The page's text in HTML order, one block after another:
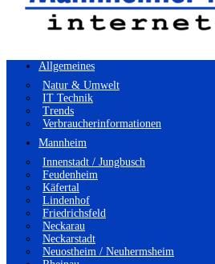
Allgemeines
Natur & Umwelt
IT Technik
Trends
Verbraucherinformationen
Mannheim
Innenstadt / Jungbusch
Feudenheim
Käfertal
Lindenhof
Friedrichsfeld
Neckarau
Neckarstadt
Neuostheim / Neuhermsheim